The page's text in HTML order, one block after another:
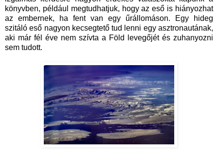
könyvben, például megtudhatjuk, hogy az eső is hiányozhat
az embernek, ha fent van egy űrállomáson. Egy hideg
szitáló eső nagyon kecsegtető tud lenni egy asztronautának,
aki már fél éve nem szívta a Föld levegőjét és zuhanyozni
sem tudott.